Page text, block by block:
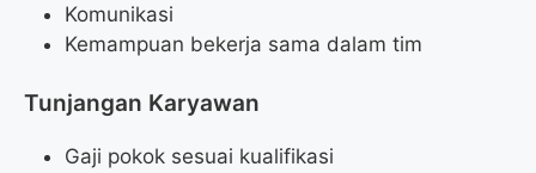
Komunikasi
Kemampuan bekerja sama dalam tim
Tunjangan Karyawan
Gaji pokok sesuai kualifikasi